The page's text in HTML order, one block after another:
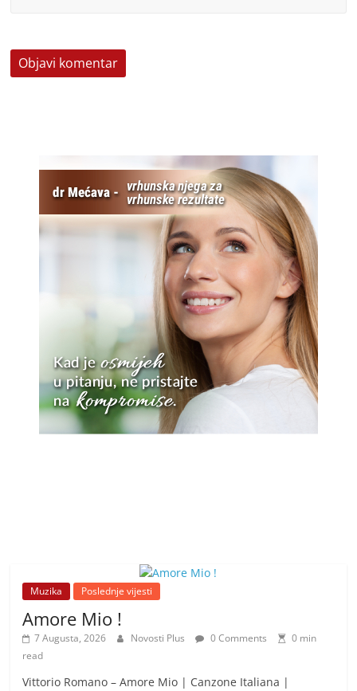
Muzika Poslednje vijesti
Amore Mio !
7 Augusta, 2026 Novosti Plus 0 Comments
0 min
read
Vittorio Romano – Amore Mio | Canzone Italiana |